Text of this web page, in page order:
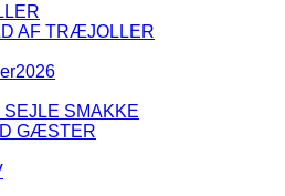
AF TRÆJOLLER
SEJLE SMAKKE
GÆSTER